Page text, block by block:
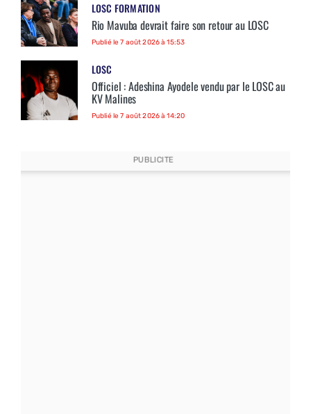
LOSC FORMATION
Rio Mavuba devrait faire son retour au LOSC
Publié le 7 août 2026 à 15:53
LOSC
Officiel : Adeshina Ayodele vendu par le LOSC au
KV Malines
Publié le 7 août 2026 à 14:20
PUBLICITE